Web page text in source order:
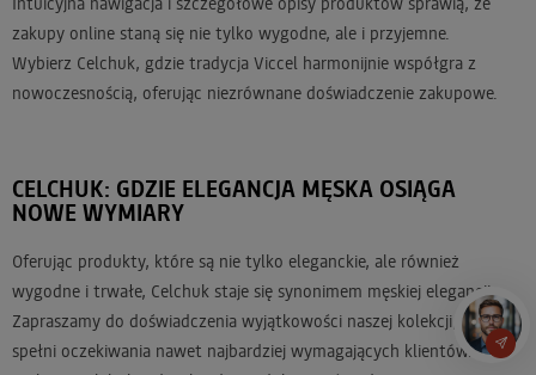
zakupy online staną się nie tylko wygodne, ale i przyjemne.
Wybierz Celchuk, gdzie tradycja Viccel harmonijnie współgra z
nowoczesnością, oferując niezrównane doświadczenie zakupowe.
CELCHUK: GDZIE ELEGANCJA MĘSKA OSIĄGA
NOWE WYMIARY
Oferując produkty, które są nie tylko eleganckie, ale również
wygodne i trwałe, Celchuk staje się synonimem męskiej elegancji.
Zapraszamy do doświadczenia wyjątkowości naszej kolekcji, która
spełni oczekiwania nawet najbardziej wymagających klientów.